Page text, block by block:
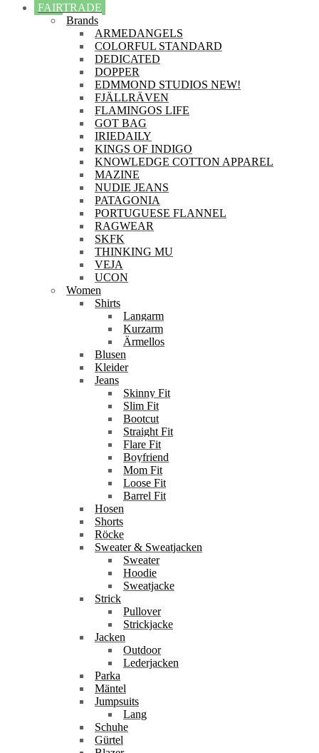
FAIRTRADE
Brands
ARMEDANGELS
COLORFUL STANDARD
DEDICATED
DOPPER
EDMMOND STUDIOS NEW!
FJÄLLRÄVEN
FLAMINGOS LIFE
GOT BAG
IRIEDAILY
KINGS OF INDIGO
KNOWLEDGE COTTON APPAREL
MAZINE
NUDIE JEANS
PATAGONIA
PORTUGUESE FLANNEL
RAGWEAR
SKFK
THINKING MU
VEJA
UCON
Women
Shirts
Langarm
Kurzarm
Ärmellos
Blusen
Kleider
Jeans
Skinny Fit
Slim Fit
Bootcut
Straight Fit
Flare Fit
Boyfriend
Mom Fit
Loose Fit
Barrel Fit
Hosen
Shorts
Röcke
Sweater & Sweatjacken
Sweater
Hoodie
Sweatjacke
Strick
Pullover
Strickjacke
Jacken
Outdoor
Lederjacken
Parka
Mäntel
Jumpsuits
Lang
Schuhe
Gürtel